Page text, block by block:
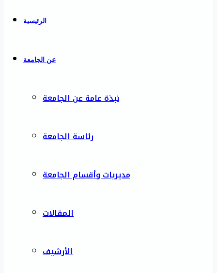
الرئيسية
عن الجامعة
نبذة عامة عن الجامعة
رئاسة الجامعة
مديريات وأقسام الجامعة
المقالات
الأرشيف